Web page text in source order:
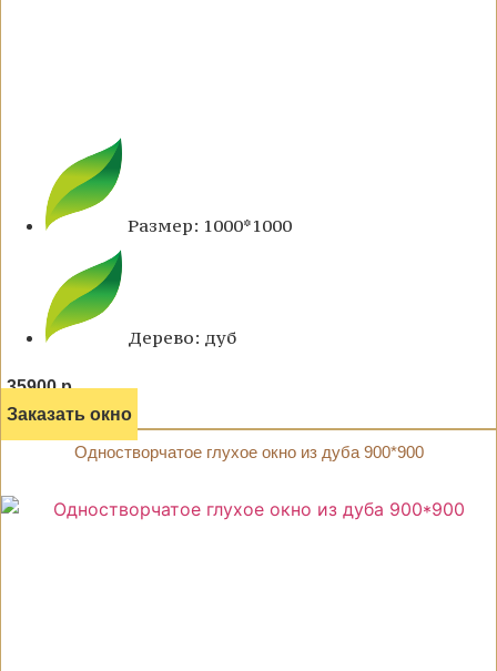
Размер: 1000*1000
Дерево: дуб
35900 р.
Заказать окно
Одностворчатое глухое окно из дуба 900*900